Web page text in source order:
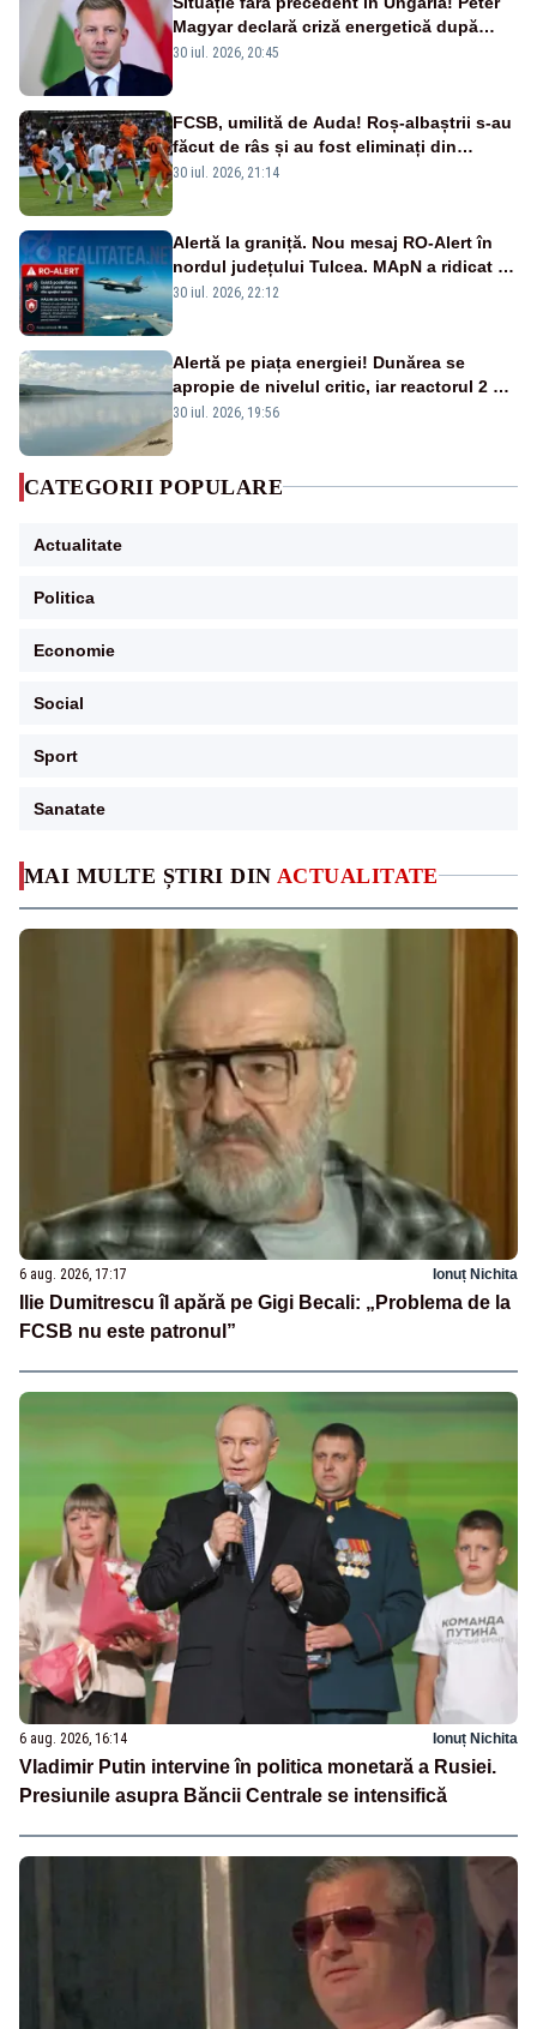
MAI MULTE ȘTIRI DIN ACTUALITATE
6 aug. 2026, 17:17 Ionuț Nichita
Ilie Dumitrescu îl apără pe Gigi Becali: „Problema de la
FCSB nu este patronul”
6 aug. 2026, 16:14 Ionuț Nichita
Vladimir Putin intervine în politica monetară a Rusiei.
Presiunile asupra Băncii Centrale se intensifică
Magyar declară criză energetică după
oprirea centralei de la Paks
30 iul. 2026, 20:45
FCSB, umilită de Auda! Roș-albaștrii s-au
făcut de râs și au fost eliminați din
Conference League
30 iul. 2026, 21:14
Alertă la graniță. Nou mesaj RO-Alert în
nordul județului Tulcea. MApN a ridicat de
la sol două avioane F-16
30 iul. 2026, 22:12
Alertă pe piața energiei! Dunărea se
apropie de nivelul critic, iar reactorul 2 de
la Cernavodă ar putea fi oprit
30 iul. 2026, 19:56
CATEGORII POPULARE
Actualitate
Politica
Economie
Social
Sport
Sanatate